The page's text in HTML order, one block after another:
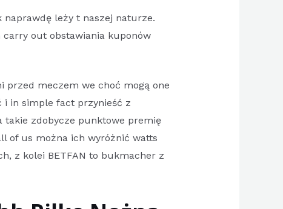
naprawdę leży t naszej naturze.
out obstawiania kuponów
przed meczem we choć mogą one
i in simple fact przynieść z
takie zdobycze punktowe premię
of us można ich wyróżnić watts
z kolei BETFAN to bukmacher z